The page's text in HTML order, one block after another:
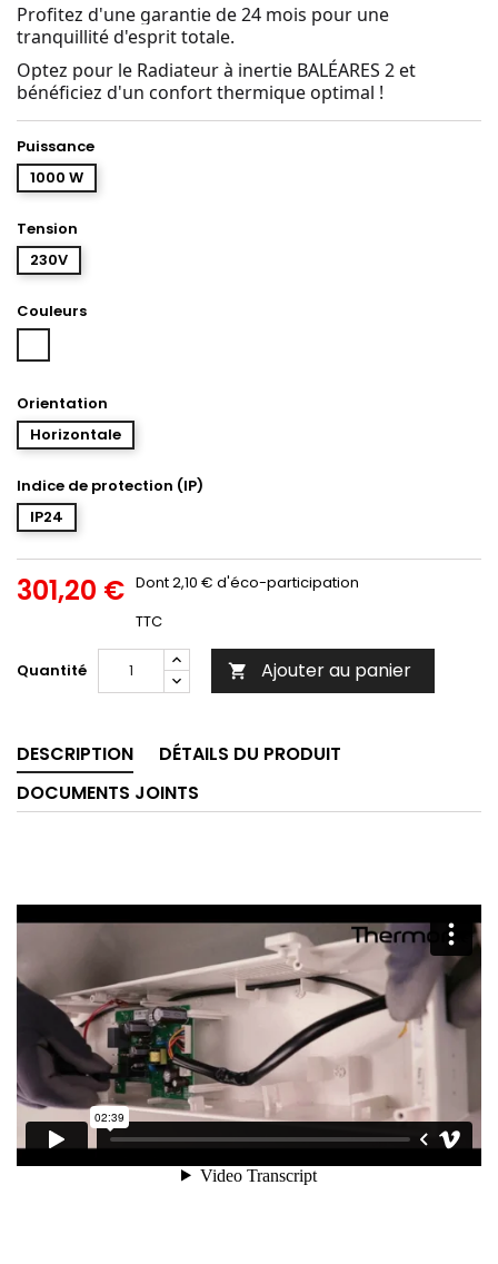
Profitez d'une garantie de 24 mois pour une
tranquillité d'esprit totale.
Optez pour le Radiateur à inertie BALÉARES 2 et
bénéficiez d'un confort thermique optimal !
Puissance
1000 W
Tension
230V
Couleurs
Orientation
Horizontale
Indice de protection (IP)
IP24
301,20 € Dont 2,10 € d'éco-participation
TTC
Quantité  Ajouter au panier
DESCRIPTION
DÉTAILS DU PRODUIT
DOCUMENTS JOINTS